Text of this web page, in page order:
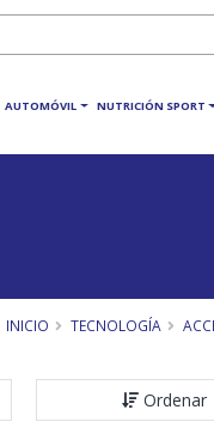
AUTOMÓVIL NUTRICIÓN SPORT
INICIO TECNOLOGÍA
Ordenar